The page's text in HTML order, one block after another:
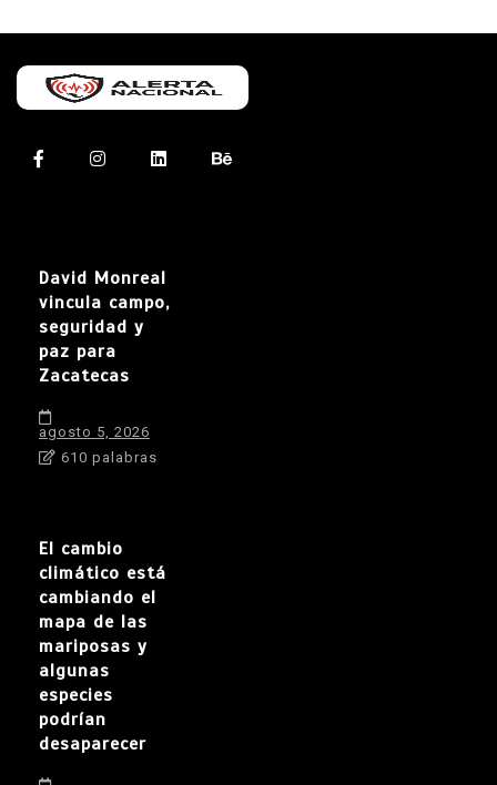
David Monreal
vincula campo,
seguridad y
paz para
Zacatecas
agosto 5, 2026
610 palabras
El cambio
climático está
cambiando el
mapa de las
mariposas y
algunas
especies
podrían
desaparecer